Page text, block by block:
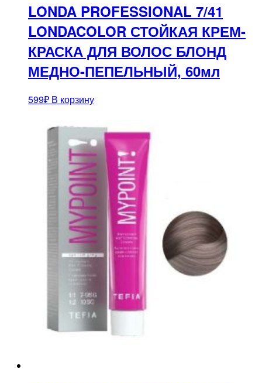
LONDA PROFESSIONAL 7/41
LONDACOLOR СТОЙКАЯ КРЕМ-
КРАСКА ДЛЯ ВОЛОС БЛОНД
МЕДНО-ПЕПЕЛЬНЫЙ, 60мл
599₽ В корзину